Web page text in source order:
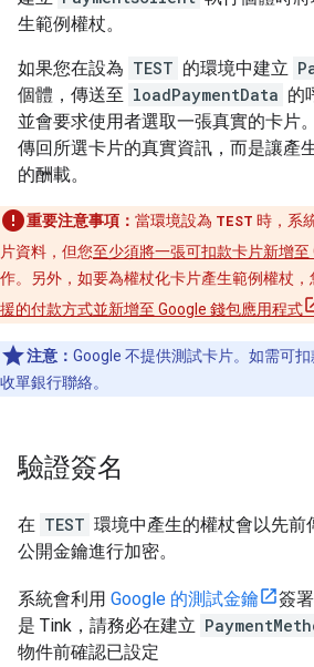
生範例權杖。
如果您在設為 TEST 的環境中建立
個體，傳送至 loadPaymentData 的
並會要求使用者選取一張真實的卡片
傳回所選卡片的真實資訊，而是讓產
的酬載。
重要注意事項： 當環境設為 TEST 時，系
片資料，但您至少須將一張可扣款卡片新增至
作。另外，如要為權杖化卡片產生範例權杖，
援的付款方式並新增至 Google 錢包應用程式
注意： Google 不提供測試卡片。如需可
收單銀行聯絡。
驗證簽名
在 TEST 環境中產生的權杖會以先前
公開金鑰進行加密。
系統會利用 Google 的測試金鑰
簽
是 Tink，請務必在建立
物件前確認已設定